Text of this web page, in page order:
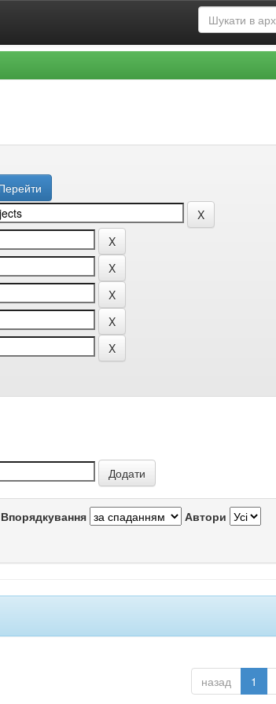
Впорядкування Автори
назад 1